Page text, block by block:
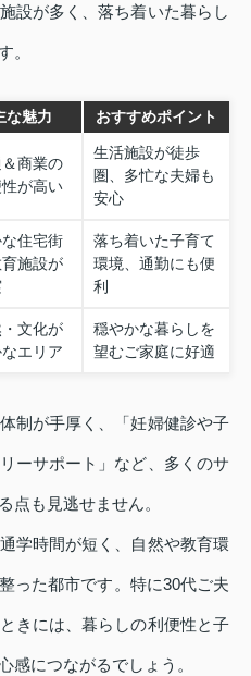
設が多く、落ち着いた暮らし
。
な魅力 おすすめポイント
商業の
が高い
生活施設が徒歩
圏、多忙な夫婦も
安心
住宅街
育施設が
落ち着いた子育て
環境、通勤にも便
利
・文化が
エリア
穏やかな暮らしを
望むご家庭に好適
制が手厚く、「妊婦健診や子
ーサポート」など、多くのサ
点も見逃せません。
学時間が短く、自然や教育環
った都市です。特に30代ご夫
きには、暮らしの利便性と子
感につながるでしょう。